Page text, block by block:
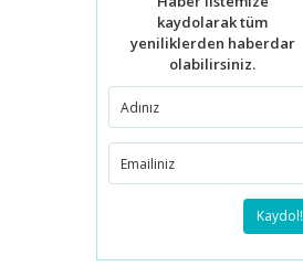
kaydolarak tüm
yeniliklerden haberdar
olabilirsiniz.
Kaydol!